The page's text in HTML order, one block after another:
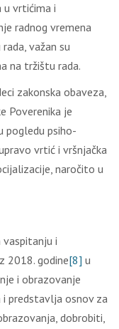
vrtićima i
radnog vremena
važan su
na tržištu rada.
zakonska obaveza,
Poverenika je
pogledu psiho-
vrtić i vršnjačka
naročito u
vaspitanju i
2018. godine[8] u
i obrazovanje
predstavlja osnov za
dobrobiti,